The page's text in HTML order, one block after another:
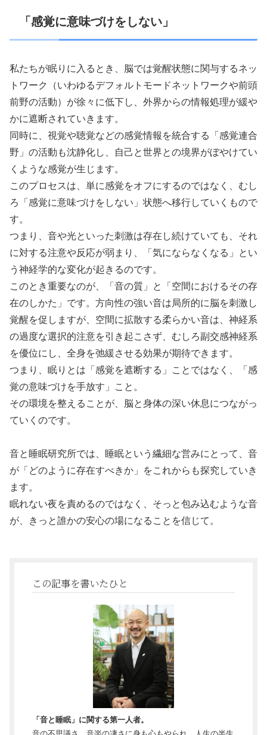
「感覚に意味づけをしない」
私たちが眠りに入るとき、脳では覚醒状態に関与するネッ
トワーク（いわゆるデフォルトモードネットワークや前頭
前野の活動）が徐々に低下し、外界からの情報処理が緩や
かに遮断されていきます。
同時に、視覚や聴覚などの感覚情報を統合する「感覚連合
野」の活動も沈静化し、自己と世界との境界がぼやけてい
くような感覚が生じます。
このプロセスは、単に感覚をオフにするのではなく、むし
ろ「感覚に意味づけをしない」状態へ移行していくもので
す。
つまり、音や光といった刺激は存在し続けていても、それ
に対する注意や反応が弱まり、「気にならなくなる」とい
う神経学的な変化が起きるのです。
このとき重要なのが、「音の質」と「空間におけるその存
在のしかた」です。方向性の強い音は局所的に脳を刺激し
覚醒を促しますが、空間に拡散する柔らかい音は、神経系
の過度な選択的注意を引き起こさず、むしろ副交感神経系
を優位にし、全身を弛緩させる効果が期待できます。
つまり、眠りとは「感覚を遮断する」ことではなく、「感
覚の意味づけを手放す」こと。
その環境を整えることが、脳と身体の深い休息につながっ
ていくのです。
音と睡眠研究所では、睡眠という繊細な営みにとって、音
が「どのように存在すべきか」をこれからも探究していき
ます。
眠れない夜を責めるのではなく、そっと包み込むような音
が、きっと誰かの安心の場になることを信じて。
この記事を書いたひと
「音と睡眠」に関する第一人者。